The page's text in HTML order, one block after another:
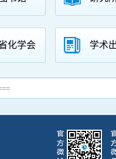
术论文写作的核心——“五问”
化学会 学术